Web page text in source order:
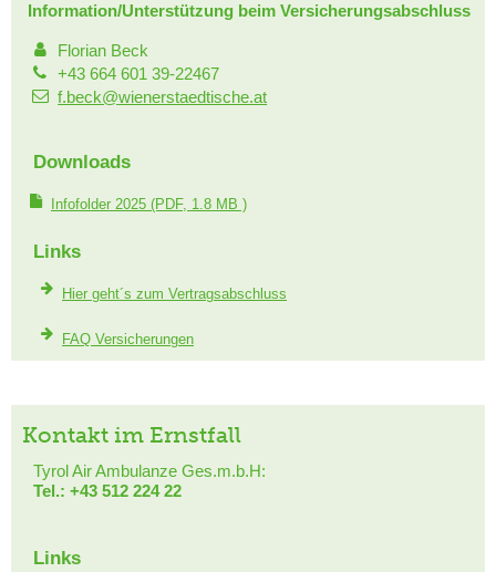
Information/Unterstützung beim Versicherungsabschluss
Florian Beck
+43 664 601 39-22467
f.beck@wienerstaedtische.at
Downloads
Infofolder 2025 (PDF, 1.8 MB )
Links
Hier geht´s zum Vertragsabschluss
FAQ Versicherungen
Kontakt im Ernstfall
Tyrol Air Ambulanze Ges.m.b.H:
Tel.: +43 512 224 22
Links